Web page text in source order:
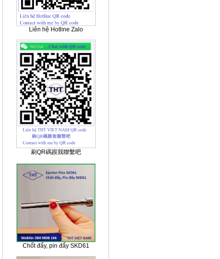
Liên hệ Hotline Zalo
刷QR碼跟我聯繫吧
Chốt đẩy, pin đẩy SKD61